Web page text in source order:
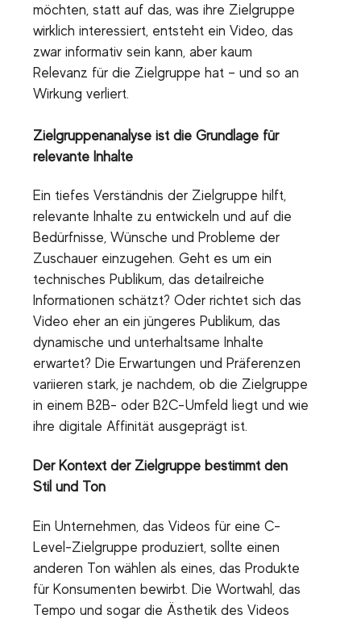
möchten, statt auf das, was ihre Zielgruppe
wirklich interessiert, entsteht ein Video, das
zwar informativ sein kann, aber kaum
Relevanz für die Zielgruppe hat – und so an
Wirkung verliert.
Zielgruppenanalyse ist die Grundlage für
relevante Inhalte
Ein tiefes Verständnis der Zielgruppe hilft,
relevante Inhalte zu entwickeln und auf die
Bedürfnisse, Wünsche und Probleme der
Zuschauer einzugehen. Geht es um ein
technisches Publikum, das detailreiche
Informationen schätzt? Oder richtet sich das
Video eher an ein jüngeres Publikum, das
dynamische und unterhaltsame Inhalte
erwartet? Die Erwartungen und Präferenzen
variieren stark, je nachdem, ob die Zielgruppe
in einem B2B- oder B2C-Umfeld liegt und wie
ihre digitale Affinität ausgeprägt ist.
Der Kontext der Zielgruppe bestimmt den
Stil und Ton
Ein Unternehmen, das Videos für eine C-
Level-Zielgruppe produziert, sollte einen
anderen Ton wählen als eines, das Produkte
für Konsumenten bewirbt. Die Wortwahl, das
Tempo und sogar die Ästhetik des Videos